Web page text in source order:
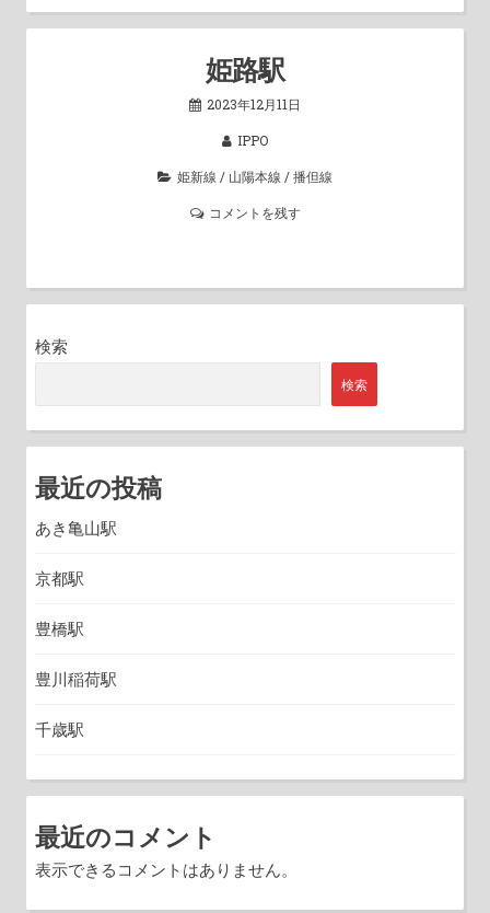
姫路駅
2023年12月11日
IPPO
姫新線 / 山陽本線 /播但線
コメントを残す
検索
検索
最近の投稿
あき亀山駅
京都駅
豊橋駅
豊川稲荷駅
千歳駅
最近のコメント
表示できるコメントはありません。